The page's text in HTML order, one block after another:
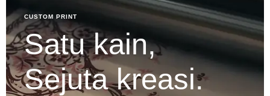
CUSTOM PRINT
Satu kain,
Sejuta kreasi.